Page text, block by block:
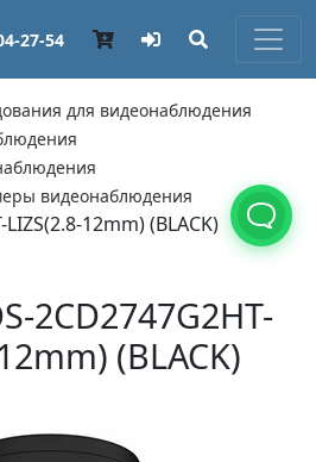
27-54
для видеонаблюдения
видеонаблюдения
12mm) (BLACK)
2CD2747G2HT-
(BLACK)